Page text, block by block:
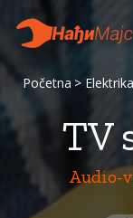
Početna Elektrika
TV
Audio-